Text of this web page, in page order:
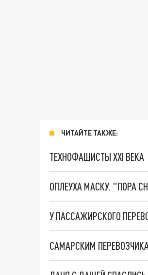
ЧИТАЙТЕ ТАКЖЕ:
ТЕХНОФАШИСТЫ XXI ВЕКА
ОПЛЕУХА МАСКУ. "ПОРА
У ПАССАЖИРСКОГО
САМАРСКИМ